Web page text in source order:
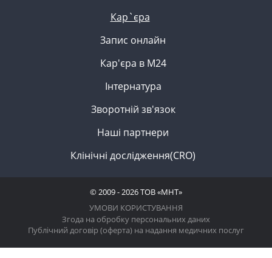
Кар`єра
Запис онлайн
Кар'єра в М24
Інтернатура
Зворотній зв'язок
Наші партнери
Клінічні дослідження(CRO)
© 2009 - 2026 ТОВ «МНТ»
УМОВИ КОРИСТУВАННЯ
Згода на обробку персональних даних
Публічний договір (оферта) на надання медичних послуг